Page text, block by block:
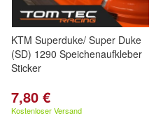
KTM Superduke/ Super Duke
(SD) 1290 Speichenaufkleber
Sticker
7,80 €
Kostenloser Versand